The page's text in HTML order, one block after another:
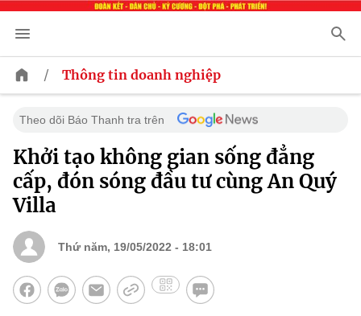
/ Thông tin doanh nghiệp
Theo dõi Báo Thanh tra trên
Khởi tạo không gian sống đẳng
cấp, đón sóng đầu tư cùng An Quý
Villa
Thứ năm, 19/05/2022 - 18:01